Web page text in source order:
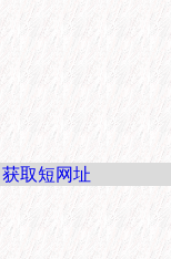
获取短网址